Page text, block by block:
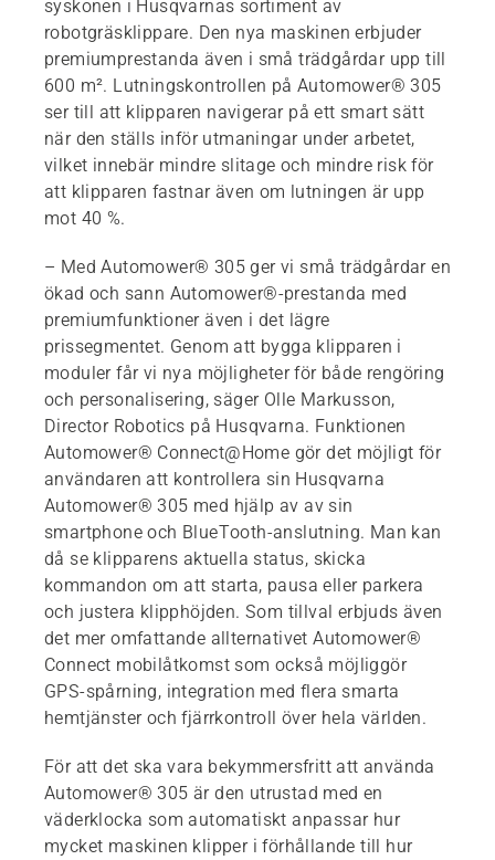
syskonen i Husqvarnas sortiment av
robotgräsklippare. Den nya maskinen erbjuder
premiumprestanda även i små trädgårdar upp till
600 m². Lutningskontrollen på Automower® 305
ser till att klipparen navigerar på ett smart sätt
när den ställs inför utmaningar under arbetet,
vilket innebär mindre slitage och mindre risk för
att klipparen fastnar även om lutningen är upp
mot 40 %.
– Med Automower® 305 ger vi små trädgårdar en
ökad och sann Automower®-prestanda med
premiumfunktioner även i det lägre
prissegmentet. Genom att bygga klipparen i
moduler får vi nya möjligheter för både rengöring
och personalisering, säger Olle Markusson,
Director Robotics på Husqvarna. Funktionen
Automower® Connect@Home gör det möjligt för
användaren att kontrollera sin Husqvarna
Automower® 305 med hjälp av av sin
smartphone och BlueTooth-anslutning. Man kan
då se klipparens aktuella status, skicka
kommandon om att starta, pausa eller parkera
och justera klipphöjden. Som tillval erbjuds även
det mer omfattande allternativet Automower®
Connect mobilåtkomst som också möjliggör
GPS-spårning, integration med flera smarta
hemtjänster och fjärrkontroll över hela världen.
För att det ska vara bekymmersfritt att använda
Automower® 305 är den utrustad med en
väderklocka som automatiskt anpassar hur
mycket maskinen klipper i förhållande till hur